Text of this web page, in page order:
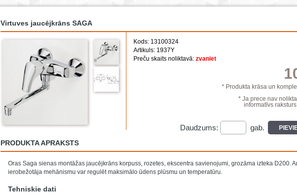
Virtuves jaucējkrāns SAGA
Kods: 13100324
Artikuls: 1937Y
Preču skaits noliktavā: zvaniet
* Produkta krāsa un
* Ja prece nav
informatīvs
Daudzums: gab.
PRODUKTA APRAKSTS
Oras Saga sienas montāžas jaucējkrāns korpuss, rozetes, ekscentra savienojumi, grozāma izteka D200.
ierobežotāja mehānismu var regulēt maksimālo ūdens plūsmu un temperatūru.
Tehniskie dati